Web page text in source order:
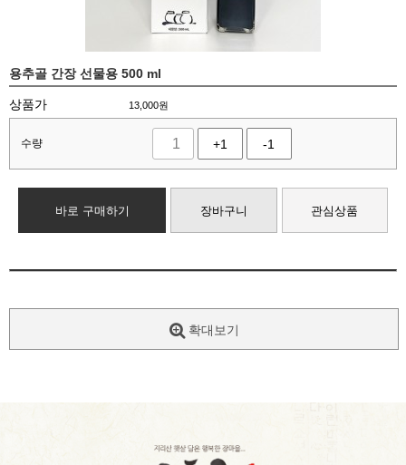
용추골 간장 선물용 500 ml
상품가 13,000원
수량 +1 -1
바로 구매하기 장바구니 관심상품
확대보기